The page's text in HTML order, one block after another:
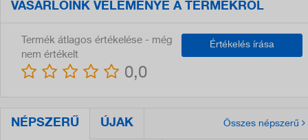
VÁSÁRLÓINK VÉLEMÉNYE A TERMÉKRŐL
Értékelés írása
Termék átlagos értékelése - még
nem értékelt
0,0
NÉPSZERŰ ÚJAK Összes népszerű